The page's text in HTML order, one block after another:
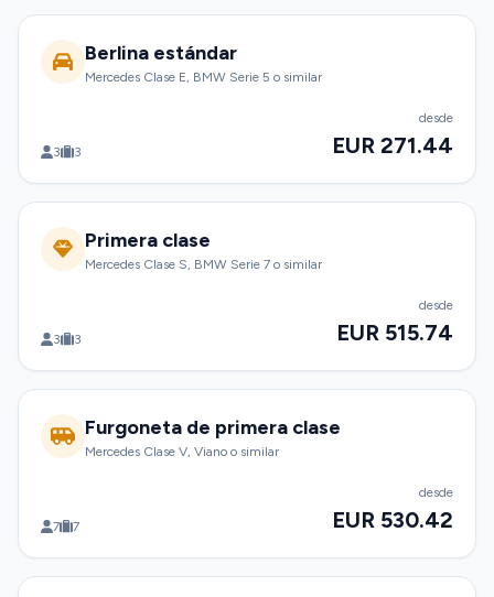
Berlina estándar
Mercedes Clase E, BMW Serie 5 o similar
3 3
desde
EUR 271.44
Primera clase
Mercedes Clase S, BMW Serie 7 o similar
3 3
desde
EUR 515.74
Furgoneta de primera clase
Mercedes Clase V, Viano o similar
7 7
desde
EUR 530.42